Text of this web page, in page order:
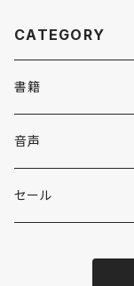
CATEGORY
書籍
英語
英会話・表現集
各国語
音声
英会話・表現集
セール